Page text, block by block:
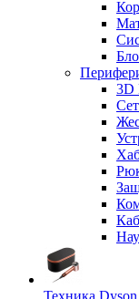
3D
Техника Dyson